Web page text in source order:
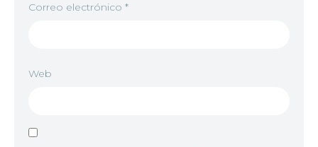
Correo electrónico *
Web